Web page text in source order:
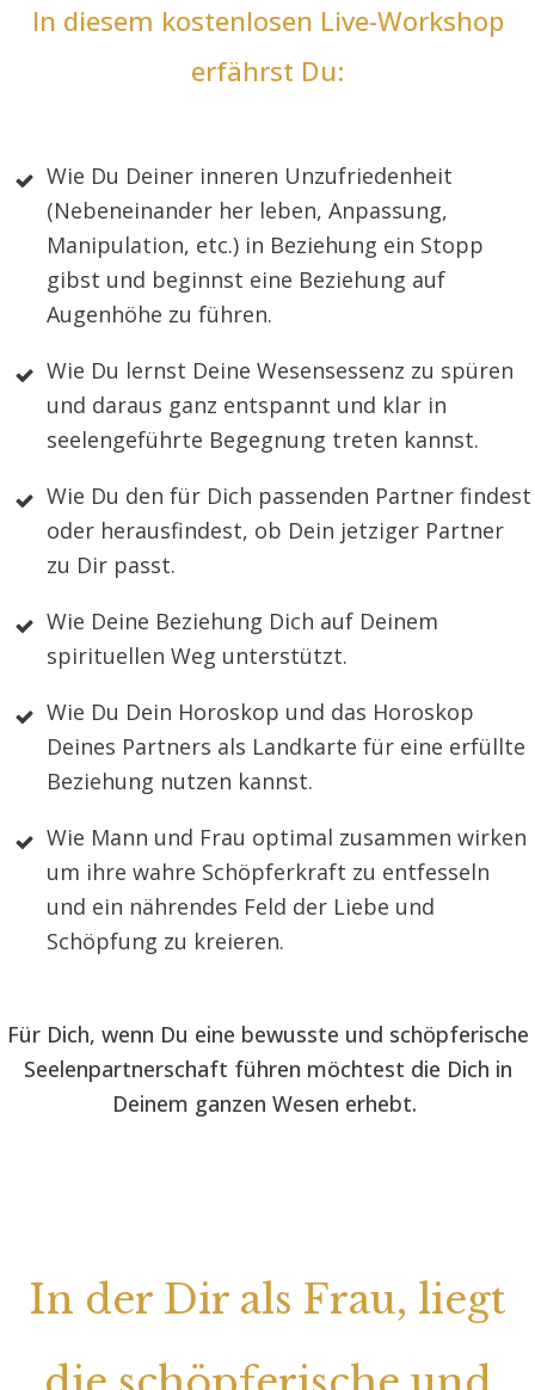
In diesem kostenlosen Live-Workshop
erfährst Du:
Wie Du Deiner inneren Unzufriedenheit
(Nebeneinander her leben, Anpassung,
Manipulation, etc.) in Beziehung ein Stopp
gibst und beginnst eine Beziehung auf
Augenhöhe zu führen.
Wie Du lernst Deine Wesensessenz zu spüren
und daraus ganz entspannt und klar in
seelengeführte Begegnung treten kannst.
Wie Du den für Dich passenden Partner findest
oder herausfindest, ob Dein jetziger Partner
zu Dir passt.
Wie Deine Beziehung Dich auf Deinem
spirituellen Weg unterstützt.
Wie Du Dein Horoskop und das Horoskop
Deines Partners als Landkarte für eine erfüllte
Beziehung nutzen kannst.
Wie Mann und Frau optimal zusammen wirken
um ihre wahre Schöpferkraft zu entfesseln
und ein nährendes Feld der Liebe und
Schöpfung zu kreieren.
Für Dich, wenn Du eine bewusste und schöpferische
Seelenpartnerschaft führen möchtest die Dich in
Deinem ganzen Wesen erhebt.
In der Dir als Frau, liegt